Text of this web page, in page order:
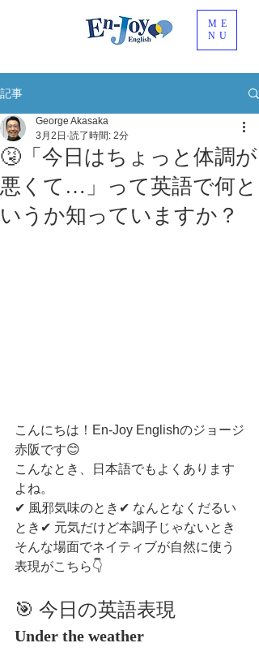
ME
NU
記事
🤧「今日はちょっと体調が
悪くて…」って英語で何と
いうか知っていますか？
George Akasaka
3月2日 読了時間: 2分
こんにちは！En-Joy Englishのジョージ
赤阪です😊
こんなとき、日本語でもよくあります
よね。
✔ 風邪気味のとき✔ なんとなくだるい
とき✔ 元気だけど本調子じゃないとき
そんな場面でネイティブが自然に使う
表現がこちら👇
🎯 今日の英語表現
Under the weather